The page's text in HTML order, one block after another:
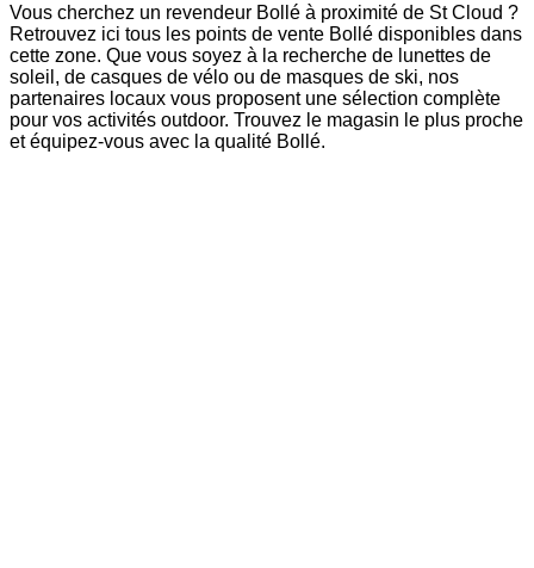
Vous cherchez un revendeur Bollé à proximité de St Cloud ?
Retrouvez ici tous les points de vente Bollé disponibles dans
cette zone. Que vous soyez à la recherche de lunettes de
soleil, de casques de vélo ou de masques de ski, nos
partenaires locaux vous proposent une sélection complète
pour vos activités outdoor. Trouvez le magasin le plus proche
et équipez-vous avec la qualité Bollé.